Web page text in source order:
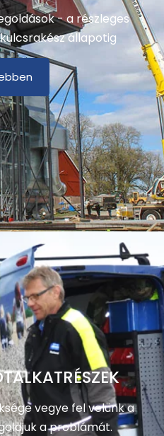
- a részleges
állapotig
vegye fel velünk a
a problámát.